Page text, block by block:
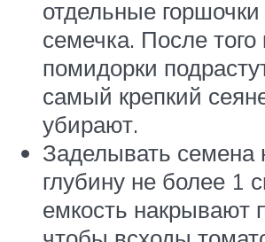
отдельные
семечка. После того
помидорки
самый крепкий
убирают.
Заделывать семена
глубину не более 1
емкость накрывают